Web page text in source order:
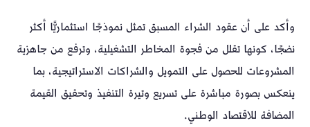
وأكد على أن عقود الشراء المسبق تمثل نموذجًا استثماريًّا أكثر
نضجًا، كونها تقلل من فجوة المخاطر التشغيلية، وترفع من جاهزية
المشروعات للحصول على التمويل والشراكات الاستراتيجية، بما
ينعكس بصورة مباشرة على تسريع وتيرة التنفيذ وتحقيق القيمة
المضافة للاقتصاد الوطني.